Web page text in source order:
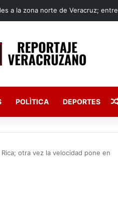
POLÌTICA DEPORTES
otra vez la velocidad pone en